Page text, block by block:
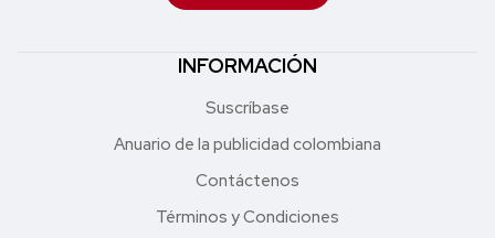
INFORMACIÓN
Suscríbase
Anuario de la publicidad colombiana
Contáctenos
Términos y Condiciones